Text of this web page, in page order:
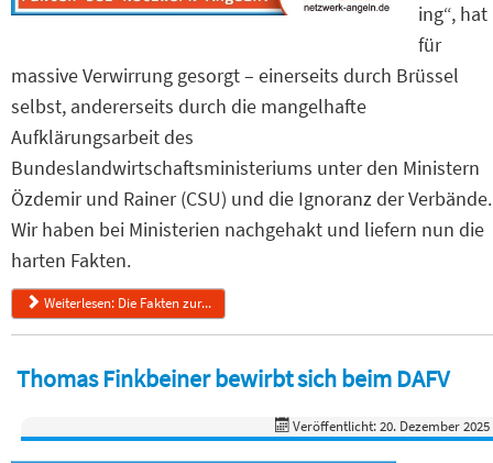
ing“, hat
für
massive Verwirrung gesorgt – einerseits durch Brüssel
selbst, andererseits durch die mangelhafte
Aufklärungsarbeit des
Bundeslandwirtschaftsministeriums unter den Ministern
Özdemir und Rainer (CSU) und die Ignoranz der Verbände.
Wir haben bei Ministerien nachgehakt und liefern nun die
harten Fakten.
Weiterlesen: Die Fakten zur...
Thomas Finkbeiner bewirbt sich beim DAFV
Veröffentlicht: 20. Dezember 2025